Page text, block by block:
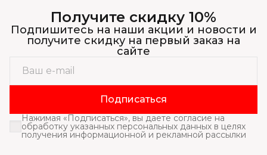
Получите скидку 10%
Подпишитесь на наши акции и новости и
получите скидку на первый заказ на
сайте
Подписаться
Нажимая «Подписаться», вы даете согласие на
обработку указанных персональных данных в целях
получения информационной и рекламной рассылки